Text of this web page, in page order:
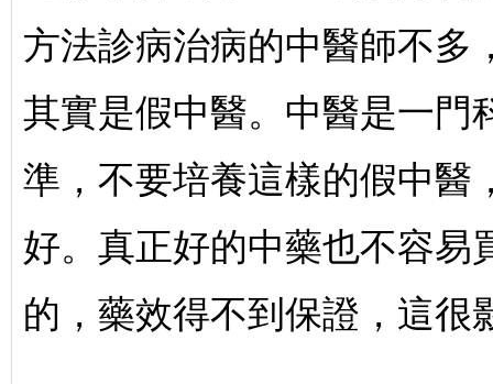
方法診病治病的中醫師不多
其實是假中醫。中醫是一門
準，不要培養這樣的假中醫
好。真正好的中藥也不容易
的，藥效得不到保證，這很